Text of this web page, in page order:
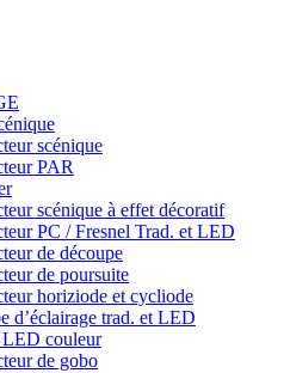
scénique
PAR
scénique à effet décoratif
PC / Fresnel Trad. et LED
de découpe
de poursuite
horiziode et cycliode
d’éclairage trad. et LED
couleur
de gobo